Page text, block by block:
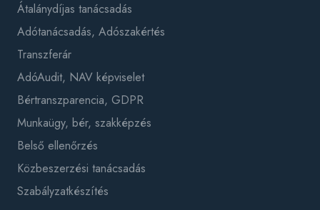
Átalánydíjas tanácsadás
Adótanácsadás, Adószakértés
Transzferár
AdóAudit, NAV képviselet
Bértranszparencia, GDPR
Munkaügy, bér, szakképzés
Belső ellenőrzés
Közbeszerzési tanácsadás
Szabályzatkészítés